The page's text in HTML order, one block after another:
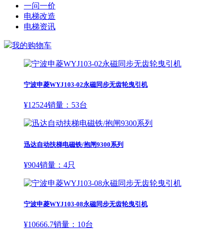
一问一价
电梯改造
电梯资讯
我的购物车
宁波申菱WYJ103-02永磁同步无齿轮曳引机
¥12524销量： 53台
迅达自动扶梯电磁铁/抱闸9300系列
¥904销量： 4只
宁波申菱WYJ103-08永磁同步无齿轮曳引机
¥10666.7销量： 10台